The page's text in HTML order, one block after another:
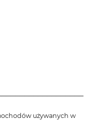
używanych w